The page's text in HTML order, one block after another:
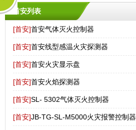
首安列表
[首安]首安气体灭火控制器
[首安]首安线型感温火灾探测器
[首安]首安火灾显示盘
[首安]首安火焰探测器
[首安]SL- 5302气体灭火控制器
[首安]JB-TG-SL-M5000火灾报警控制器